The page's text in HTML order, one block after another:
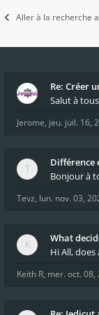
Aller à la recherche
Re: Créer
Salut à
Jerome, jeu. juil. 16,
Différence
Bonjour à
Tevz, lun. nov. 03,
What
Hi All,
Keith R, mer. oct. 08,